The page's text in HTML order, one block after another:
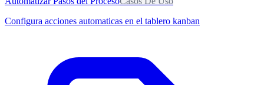
Configura acciones automaticas en el tablero kanban